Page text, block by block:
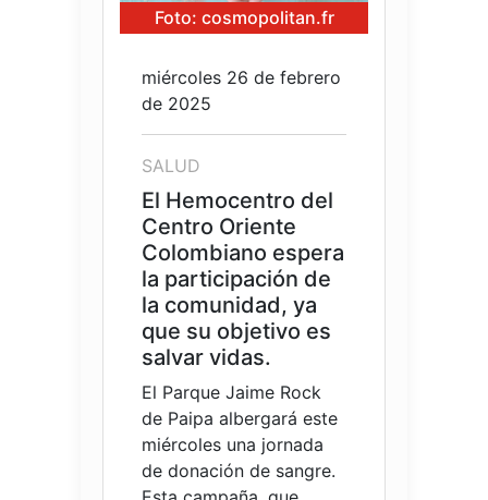
Foto: cosmopolitan.fr
miércoles 26 de febrero
de 2025
SALUD
El Hemocentro del
Centro Oriente
Colombiano espera
la participación de
la comunidad, ya
que su objetivo es
salvar vidas.
El Parque Jaime Rock
de Paipa albergará este
miércoles una jornada
de donación de sangre.